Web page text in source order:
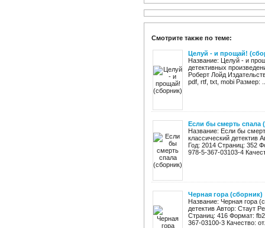
Смотрите также по теме:
Целуй - и прощай!
Название: Целуй - и
детективных
Роберт Лойд
pdf, rtf, txt, mobi Размер:
Если бы смерть спала
Название: Если бы
классический детектив
Год: 2014 Страниц: 352
978-5-367-03103-4
Черная гора (сборник)
Название: Черная гора
детектив Автор: Стаут
Страниц: 416 Формат:
367-03100-3 Качество: